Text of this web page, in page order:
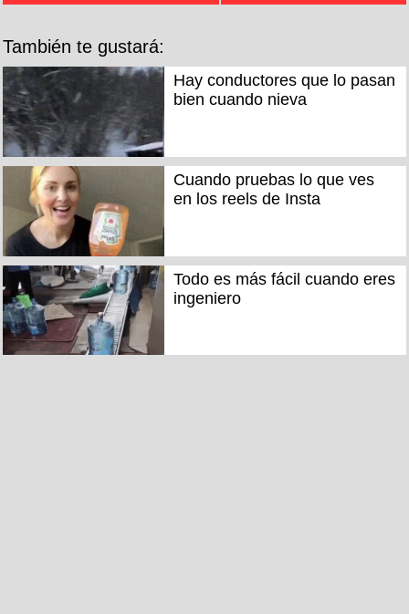
También te gustará:
Hay conductores que lo pasan
bien cuando nieva
Cuando pruebas lo que ves
en los reels de Insta
Todo es más fácil cuando eres
ingeniero